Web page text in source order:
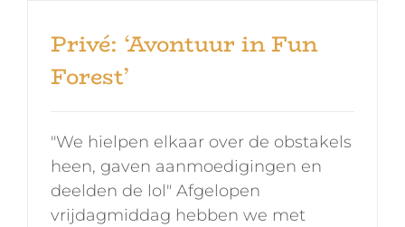
Privé: ‘Avontuur in Fun
Forest’
"We hielpen elkaar over de obstakels
heen, gaven aanmoedigingen en
deelden de lol" Afgelopen
vrijdagmiddag hebben we met